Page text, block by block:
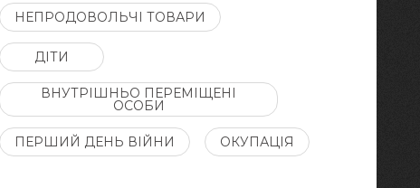
НЕПРОДОВОЛЬЧІ ТОВАРИ
ДІТИ
ВНУТРІШНЬО ПЕРЕМІЩЕНІ
ОСОБИ
ПЕРШИЙ ДЕНЬ ВІЙНИ ОКУПАЦІЯ